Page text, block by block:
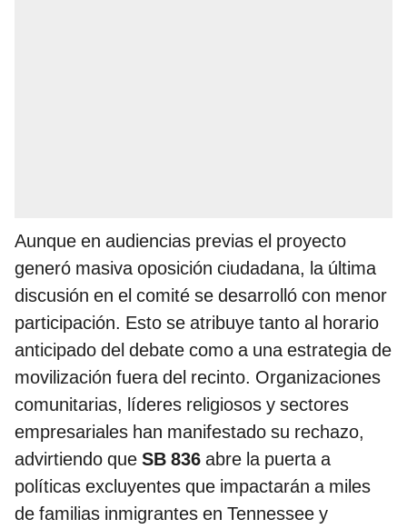
Aunque en audiencias previas el proyecto
generó masiva oposición ciudadana, la última
discusión en el comité se desarrolló con menor
participación. Esto se atribuye tanto al horario
anticipado del debate como a una estrategia de
movilización fuera del recinto. Organizaciones
comunitarias, líderes religiosos y sectores
empresariales han manifestado su rechazo,
advirtiendo que SB 836 abre la puerta a
políticas excluyentes que impactarán a miles
de familias inmigrantes en Tennessee y